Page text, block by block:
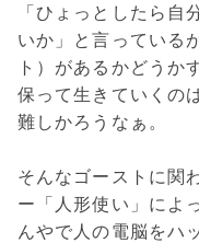
「ひょっとしたら自
いか」と言っている
ト）があるかどうか
保って生きていくのは
難しかろうなぁ。
そんなゴーストに関
ー「人形使い」によ
んやで人の電脳をハ